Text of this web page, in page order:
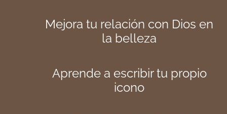
Mejora tu relación con Dios en
la belleza
Aprende a escribir tu propio
icono